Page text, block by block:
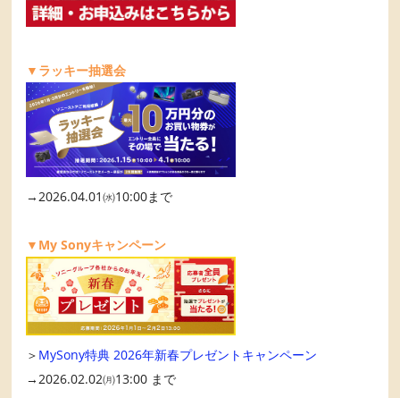
▼ラッキー抽選会
→2026.04.01㈬10:00まで
▼My Sonyキャンペーン
＞ MySony特典 2026年新春プレゼントキャンペーン
→2026.02.02㈪13:00 まで